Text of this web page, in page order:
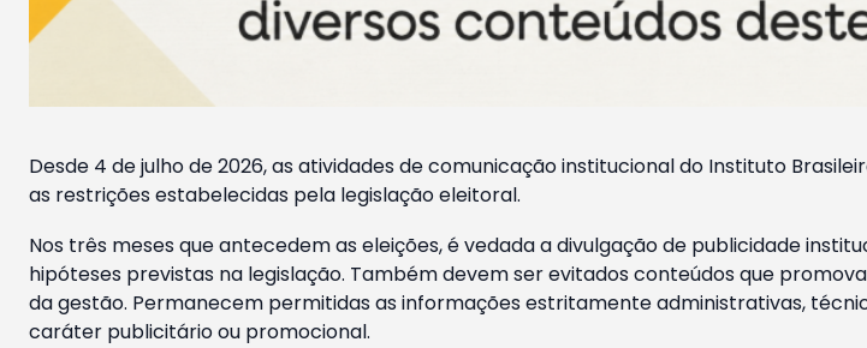
Desde 4 de julho de 2026, as atividades de comunicação institucional do Instituto
as restrições estabelecidas pela legislação eleitoral.
Nos três meses que antecedem as eleições, é vedada a divulgação de publicidade
hipóteses previstas na legislação. Também devem ser evitados conteúdos que
da gestão. Permanecem permitidas as informações estritamente administrativas,
caráter publicitário ou promocional.